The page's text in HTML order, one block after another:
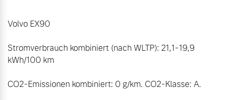
Volvo EX90
Stromverbrauch kombiniert (nach WLTP): 21,1-19,9
kWh/100 km
CO2-Emissionen kombiniert: 0 g/km. CO2-Klasse: A.